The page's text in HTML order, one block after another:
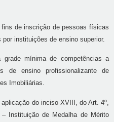
fins de inscrição de pessoas físicas
instituições de ensino superior.
grade mínima de competências a
de ensino profissionalizante de
Imobiliárias.
do inciso XVIII, do Art. 4º,
Instituição de Medalha de Mérito